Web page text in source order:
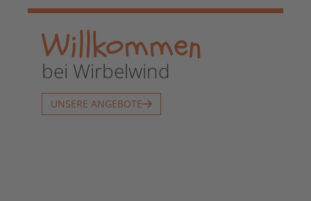
Willkommen
bei Wirbelwind
UNSERE ANGEBOTE